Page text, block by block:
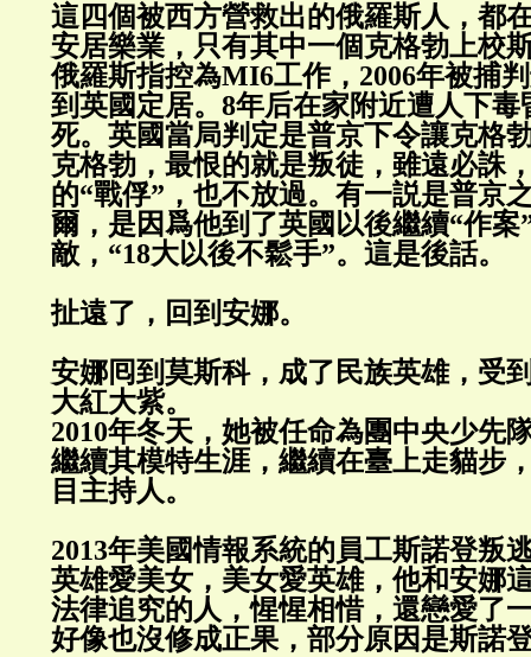
這四個被西方營救出的俄羅斯人，都
安居樂業，只有其中一個克格勃上校
俄羅斯指控為MI6工作，2006年被捕
到英國定居。8年后在家附近遭人下
死。英國當局判定是普京下令讓克格
克格勃，最恨的就是叛徒，雖遠必誅
的“戰俘”，也不放過。有一説是普京
爾，是因爲他到了英國以後繼續“作案
敵，“18大以後不鬆手”。這是後話。
扯遠了，回到安娜。
安娜囘到莫斯科，成了民族英雄，受
大紅大紫。
2010年冬天，她被任命為團中央少先
繼續其模特生涯，繼續在臺上走貓步
目主持人。
2013年美國情報系統的員工斯諾登叛
英雄愛美女，美女愛英雄，他和安娜
法律追究的人，惺惺相惜，還戀愛了
好像也沒修成正果，部分原因是斯諾